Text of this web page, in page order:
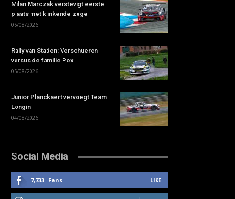
Milan Marczak verstevigt eerste
plaats met klinkende zege
05/08/2026
Rally van Staden: Verschueren
versus de familie Pex
05/08/2026
Junior Planckaert vervoegt Team
Longin
04/08/2026
Social Media
7,733 Fans LIKE